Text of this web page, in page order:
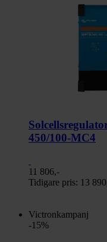
450/100-MC4
11 806,-
Tidigare pris: 13
Victronkampanj
-15%